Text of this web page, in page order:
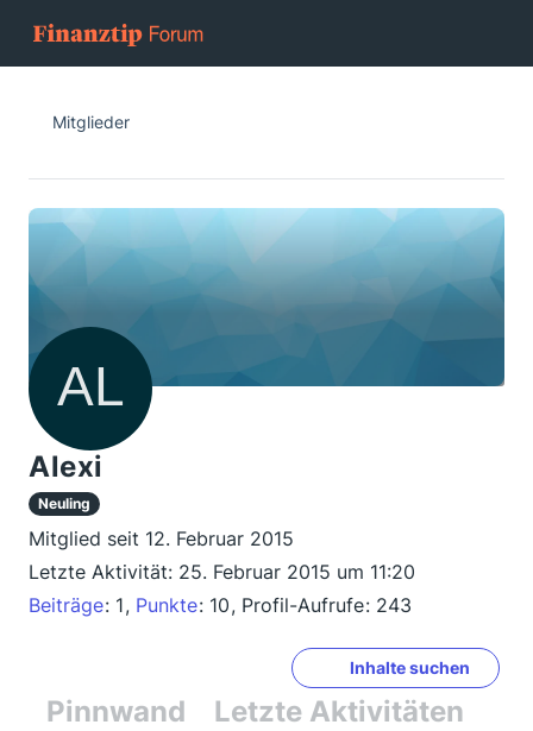
Mitglieder
Alexi
Neuling
Mitglied seit 12. Februar 2015
Letzte Aktivität: 25. Februar 2015 um 11:20
Beiträge 1 Punkte 10 Profil-Aufrufe 243
Inhalte suchen
Pinnwand Letzte Aktivitäten